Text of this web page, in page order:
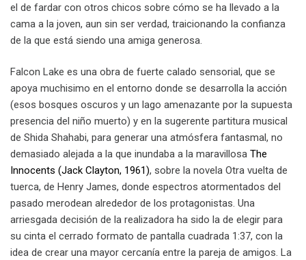
el de fardar con otros chicos sobre cómo se ha llevado a la
cama a la joven, aun sin ser verdad, traicionando la confianza
de la que está siendo una amiga generosa.
Falcon Lake es una obra de fuerte calado sensorial, que se
apoya muchisimo en el entorno donde se desarrolla la acción
(esos bosques oscuros y un lago amenazante por la supuesta
presencia del niño muerto) y en la sugerente partitura musical
de Shida Shahabi, para generar una atmósfera fantasmal, no
demasiado alejada a la que inundaba a la maravillosa The
Innocents (Jack Clayton, 1961), sobre la novela Otra vuelta de
tuerca, de Henry James, donde espectros atormentados del
pasado merodean alrededor de los protagonistas. Una
arriesgada decisión de la realizadora ha sido la de elegir para
su cinta el cerrado formato de pantalla cuadrada 1:37, con la
idea de crear una mayor cercanía entre la pareja de amigos. La